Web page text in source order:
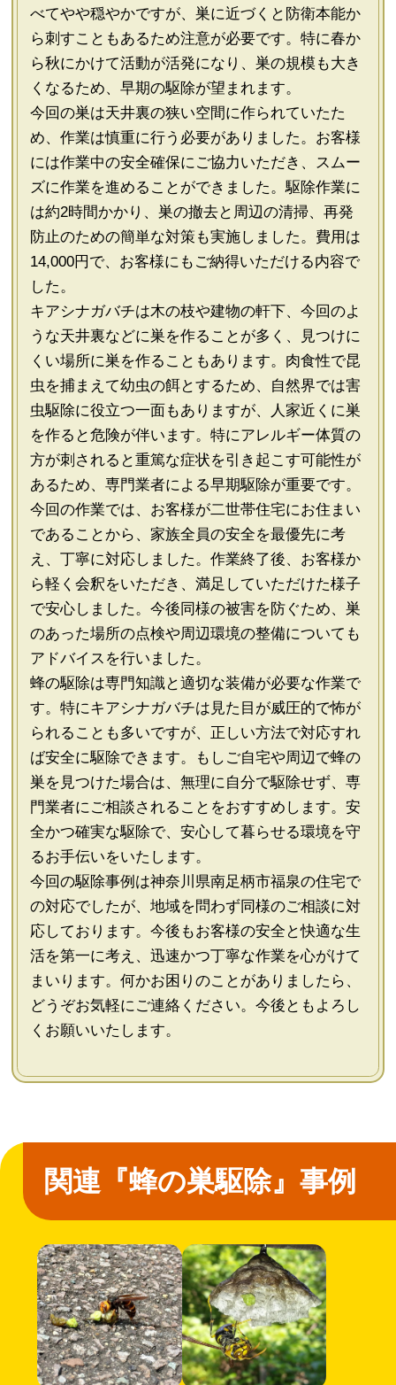
べてやや穏やかですが、巣に近づくと防衛本能か
ら刺すこともあるため注意が必要です。特に春か
ら秋にかけて活動が活発になり、巣の規模も大き
くなるため、早期の駆除が望まれます。
今回の巣は天井裏の狭い空間に作られていたた
め、作業は慎重に行う必要がありました。お客様
には作業中の安全確保にご協力いただき、スムー
ズに作業を進めることができました。駆除作業に
は約2時間かかり、巣の撤去と周辺の清掃、再発
防止のための簡単な対策も実施しました。費用は
14,000円で、お客様にもご納得いただける内容で
した。
キアシナガバチは木の枝や建物の軒下、今回のよ
うな天井裏などに巣を作ることが多く、見つけに
くい場所に巣を作ることもあります。肉食性で昆
虫を捕まえて幼虫の餌とするため、自然界では害
虫駆除に役立つ一面もありますが、人家近くに巣
を作ると危険が伴います。特にアレルギー体質の
方が刺されると重篤な症状を引き起こす可能性が
あるため、専門業者による早期駆除が重要です。
今回の作業では、お客様が二世帯住宅にお住まい
であることから、家族全員の安全を最優先に考
え、丁寧に対応しました。作業終了後、お客様か
ら軽く会釈をいただき、満足していただけた様子
で安心しました。今後同様の被害を防ぐため、巣
のあった場所の点検や周辺環境の整備についても
アドバイスを行いました。
蜂の駆除は専門知識と適切な装備が必要な作業で
す。特にキアシナガバチは見た目が威圧的で怖が
られることも多いですが、正しい方法で対応すれ
ば安全に駆除できます。もしご自宅や周辺で蜂の
巣を見つけた場合は、無理に自分で駆除せず、専
門業者にご相談されることをおすすめします。安
全かつ確実な駆除で、安心して暮らせる環境を守
るお手伝いをいたします。
今回の駆除事例は神奈川県南足柄市福泉の住宅で
の対応でしたが、地域を問わず同様のご相談に対
応しております。今後もお客様の安全と快適な生
活を第一に考え、迅速かつ丁寧な作業を心がけて
まいります。何かお困りのことがありましたら、
どうぞお気軽にご連絡ください。今後ともよろし
くお願いいたします。
関連『蜂の巣駆除』事例